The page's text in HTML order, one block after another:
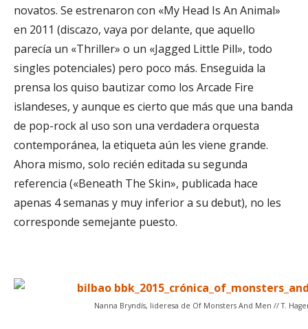
novatos. Se estrenaron con «My Head Is An Animal»
en 2011 (discazo, vaya por delante, que aquello
parecía un «Thriller» o un «Jagged Little Pill», todo
singles potenciales) pero poco más. Enseguida la
prensa los quiso bautizar como los Arcade Fire
islandeses, y aunque es cierto que más que una banda
de pop-rock al uso son una verdadera orquesta
contemporánea, la etiqueta aún les viene grande.
Ahora mismo, solo recién editada su segunda
referencia («Beneath The Skin», publicada hace
apenas 4 semanas y muy inferior a su debut), no les
corresponde semejante puesto.
Nanna Bryndís, lideresa de Of Monsters And Men // T.